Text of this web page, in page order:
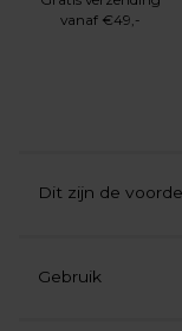
vanaf €49,-
Dit zijn de
Gebruik